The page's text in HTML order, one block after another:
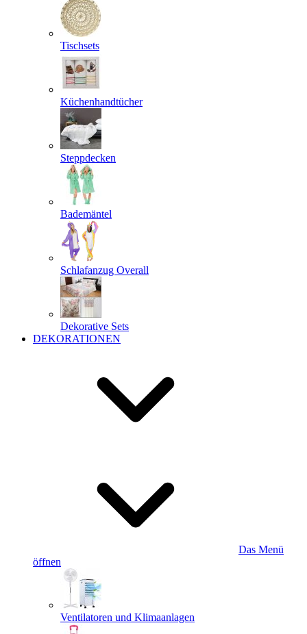
Tischsets
Küchenhandtücher
Steppdecken
Bademäntel
Schlafanzug Overall
Dekorative Sets
DEKORATIONEN
Das Menü
öffnen
Ventilatoren und Klimaanlagen